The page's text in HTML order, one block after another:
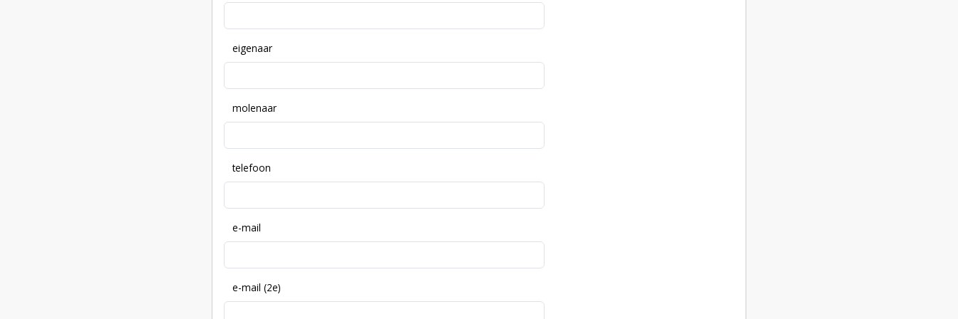
eigenaar
molenaar
telefoon
e-mail
e-mail (2e)